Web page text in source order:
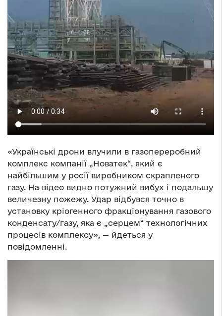
«Українські дрони влучили в газопереробний
комплекс компанії „Новатек“, який є
найбільшим у росії виробником скрапленого
газу. На відео видно потужний вибух і подальшу
величезну пожежу. Удар відбувся точно в
установку кріогенного фракціонування газового
конденсату/газу, яка є „серцем“ технологічних
процесів комплексу», — йдеться у
повідомленні.